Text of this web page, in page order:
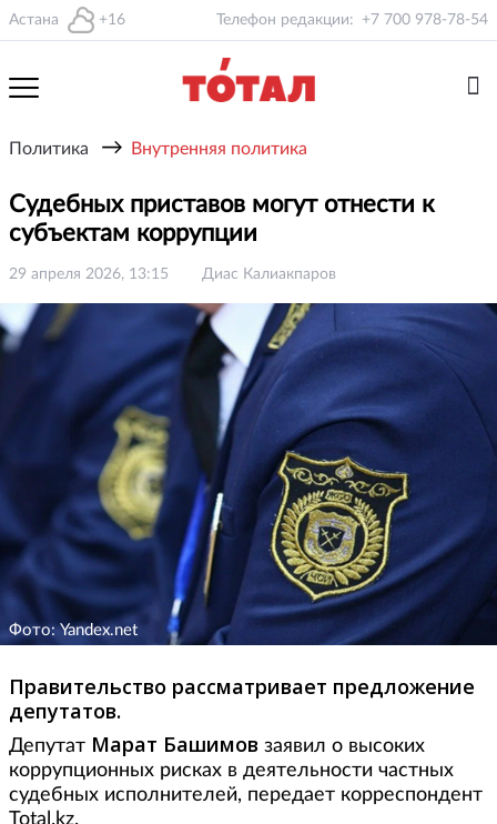
Астана +16 Телефон редакции: +7 700 978-78-54
Политика → Внутренняя политика
Судебных приставов могут отнести к
субъектам коррупции
29 апреля 2026, 13:15 Диас Калиакпаров
Фото: Yandex.net
Правительство рассматривает предложение
депутатов.
Депутат Марат Башимов заявил о высоких
коррупционных рисках в деятельности частных
судебных исполнителей, передает корреспондент
Total.kz.